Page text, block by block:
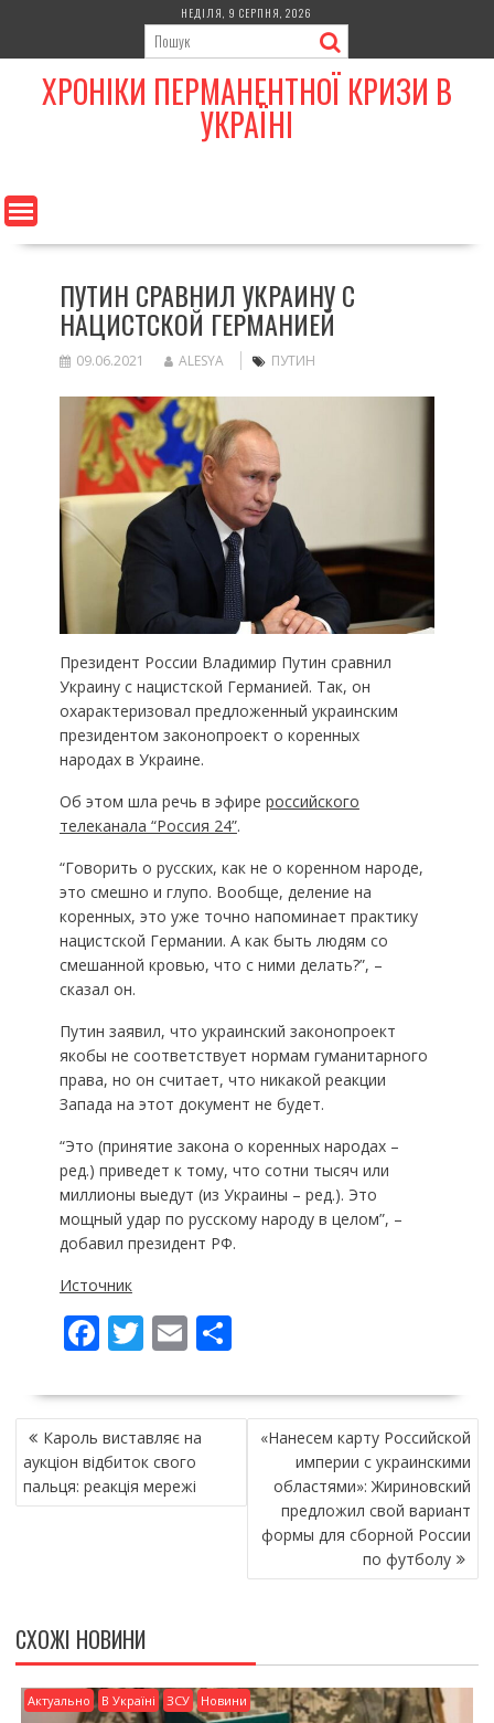
content
НЕДІЛЯ, 9 СЕРПНЯ, 2026
ХРОНІКИ ПЕРМАНЕНТНОЇ КРИЗИ В
УКРАЇНІ
ПУТИН СРАВНИЛ УКРАИНУ С
НАЦИСТСКОЙ ГЕРМАНИЕЙ
09.06.2021 ALESYA ПУТИН
Президент России Владимир Путин сравнил
Украину с нацистской Германией. Так, он
охарактеризовал предложенный украинским
президентом законопроект о коренных
народах в Украине.
Об этом шла речь в эфире российского
телеканала “Россия 24”.
“Говорить о русских, как не о коренном народе,
это смешно и глупо. Вообще, деление на
коренных, это уже точно напоминает практику
нацистской Германии. А как быть людям со
смешанной кровью, что с ними делать?”, –
сказал он.
Путин заявил, что украинский законопроект
якобы не соответствует нормам гуманитарного
права, но он считает, что никакой реакции
Запада на этот документ не будет.
“Это (принятие закона о коренных народах –
ред.) приведет к тому, что сотни тысяч или
миллионы выедут (из Украины – ред.). Это
мощный удар по русскому народу в целом”, –
добавил президент РФ.
Источник
F
e
b
o
o
T
itt
er
E
ai
l
П
ді
т
ся
НАВІГАЦІЯ
ЗАПИСІВ
Кароль виставляє на
аукціон відбиток свого
пальця: реакція мережі
«Нанесем карту Российской
империи с украинскими
областями»: Жириновский
предложил свой вариант
формы для сборной России
по футболу
СХОЖІ НОВИНИ
Актуально В Україні ЗСУ Новини